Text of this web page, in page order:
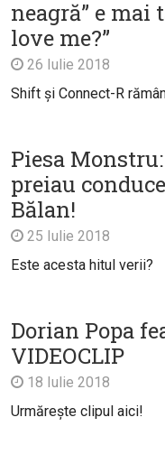
neagră” e mai
love me?”
26 Iulie 2018
Shift și Connect-R
Piesa
preiau
Bălan!
25 Iulie 2018
Este acesta hitul verii?
Dorian Popa
VIDEOCLIP
18 Iulie 2018
Urmărește clipul aici!